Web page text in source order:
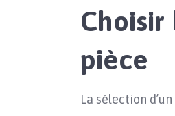
pièce
La sélection